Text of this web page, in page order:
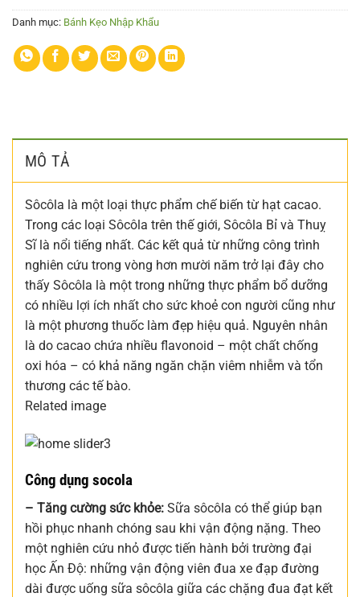
Danh mục: Bánh Kẹo Nhập Khẩu
MÔ TẢ
Sôcôla là một loại thực phẩm chế biến từ hạt cacao.
Trong các loại Sôcôla trên thế giới, Sôcôla Bỉ và Thuỵ
Sĩ là nổi tiếng nhất. Các kết quả từ những công trình
nghiên cứu trong vòng hơn mười năm trở lại đây cho
thấy Sôcôla là một trong những thực phẩm bổ dưỡng
có nhiều lợi ích nhất cho sức khoẻ con người cũng như
là một phương thuốc làm đẹp hiệu quả. Nguyên nhân
là do cacao chứa nhiều flavonoid – một chất chống
oxi hóa – có khả năng ngăn chặn viêm nhiễm và tổn
thương các tế bào.
Related image
Công dụng socola
– Tăng cường sức khỏe: Sữa sôcôla có thể giúp bạn
hồi phục nhanh chóng sau khi vận động nặng. Theo
một nghiên cứu nhỏ được tiến hành bởi trường đại
học Ấn Độ: những vận động viên đua xe đạp đường
dài được uống sữa sôcôla giữa các chặng đua đạt kết